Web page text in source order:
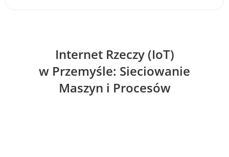
Internet Rzeczy (IoT)
w Przemyśle: Sieciowanie
Maszyn i Procesów